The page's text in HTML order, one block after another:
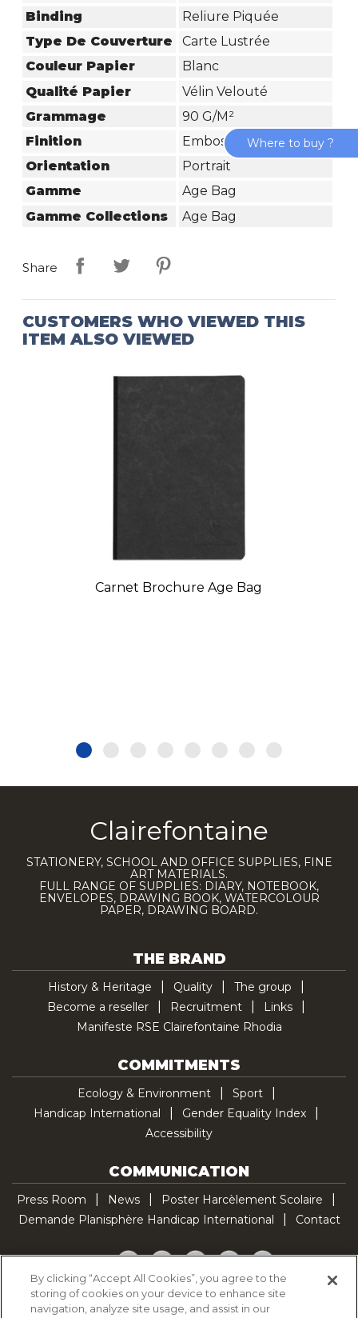
Binding
Reliure Piquée
Type De Couverture
Carte Lustrée
Couleur Papier
Blanc
Qualité Papier
Vélin Velouté
Grammage
90 G/m²
Finition
Embossage
Orientation
Portrait
Gamme
Age Bag
Gamme Collections
Age Bag
Share
CUSTOMERS WHO VIEWED THIS
ITEM ALSO VIEWED
Carnet Brochure Age Bag
Clairefontaine
STATIONERY, SCHOOL AND OFFICE SUPPLIES, FINE
ART MATERIALS.
FULL RANGE OF SUPPLIES: DIARY, NOTEBOOK,
ENVELOPES, DRAWING BOOK, WATERCOLOUR
PAPER, DRAWING BOARD.
THE BRAND
History & Heritage Quality
The group
Become a reseller
Recruitment
Links
Manifeste RSE Clairefontaine Rhodia
COMMITMENTS
Ecology & Environment
Sport
Handicap International
Gender Equality Index
Accessibility
COMMUNICATION
Press Room News
Poster Harcèlement Scolaire
Demande Planisphère Handicap International
Contact
Facebook
TwitterYouTubePinterestTikTok
Cookie Policy
Where to buy ?
By clicking “Accept All Cookies”, you agree to the
storing of cookies on your device to enhance site
navigation, analyze site usage, and assist in our